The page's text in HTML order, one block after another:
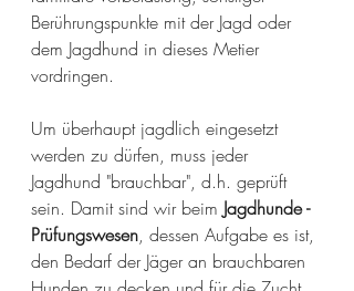
Berührungspunkte mit der Jagd oder
dem Jagdhund in dieses Metier
vordringen.
Um überhaupt jagdlich eingesetzt
werden zu dürfen, muss jeder
Jagdhund "brauchbar", d.h. geprüft
sein. Damit sind wir beim Jagdhunde -
Prüfungswesen, dessen Aufgabe es ist,
den Bedarf der Jäger an brauchbaren